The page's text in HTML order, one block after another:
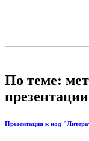
По теме:
Презентация к нод